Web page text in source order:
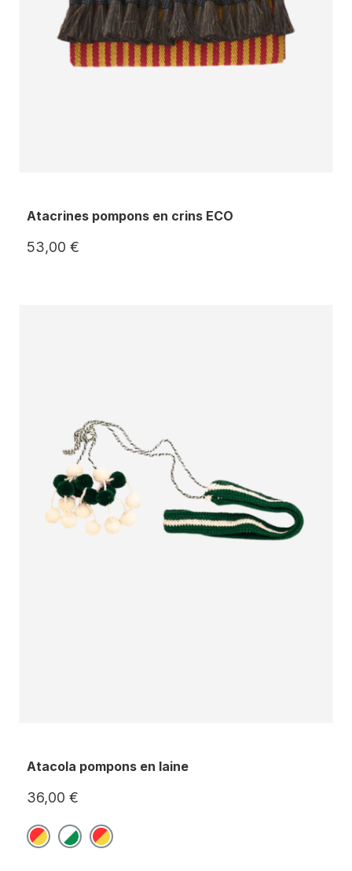
Atacrines pompons en crins ECO
53,00 €
Atacola pompons en laine
36,00 €